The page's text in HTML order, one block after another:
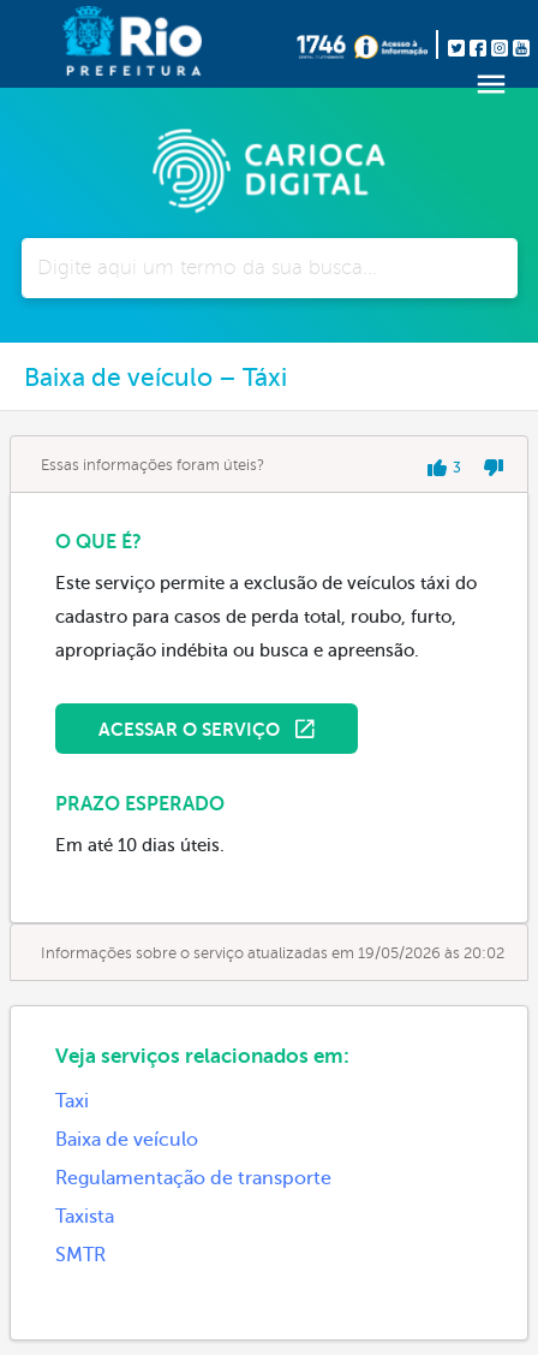
Baixa de veículo – Táxi
Essas informações foram úteis? 3
O QUE É?
Este serviço permite a exclusão de veículos táxi do
cadastro para casos de perda total, roubo, furto,
apropriação indébita ou busca e apreensão.
ACESSAR O SERVIÇO
PRAZO ESPERADO
Em até 10 dias úteis.
Informações sobre o serviço atualizadas em 19/05/2026 às 20:02
Veja serviços relacionados em:
Taxi
Baixa de veículo
Regulamentação de transporte
Taxista
SMTR